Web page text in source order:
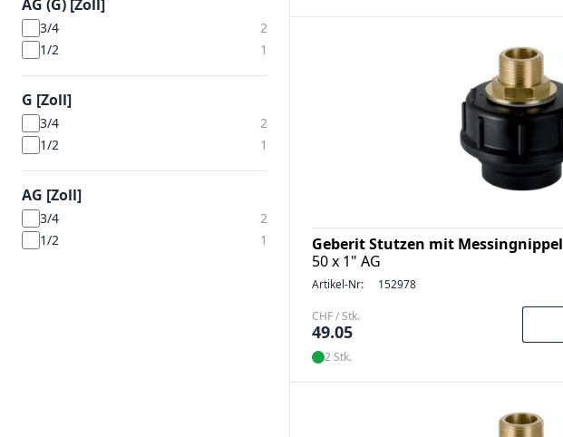
AG (G) [Zoll]
3/4
2
1/2
1
G [Zoll]
3/4
2
1/2
1
AG [Zoll]
3/4
2
1/2
1
Geberit Stutzen mit Messingnippel
50 x 1" AG
Artikel-Nr: 152978
CHF / Stk.
49.05
2 Stk.